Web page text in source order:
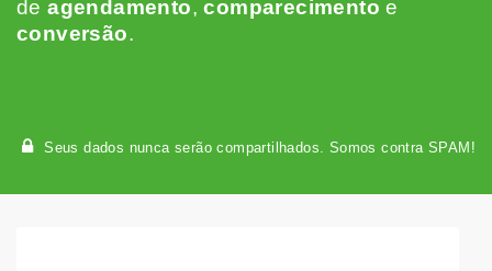
deagendamento,comparecimento e
conversão.
Seus dados nunca serão compartilhados. Somos contra SPAM!